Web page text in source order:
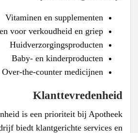
Vitaminen en supplementen
voor verkoudheid en griep
Huidverzorgingsproducten
Baby- en kinderproducten
Over-the-counter medicijnen
Klanttevredenheid
is een prioriteit bij Apotheek
biedt klantgerichte services en